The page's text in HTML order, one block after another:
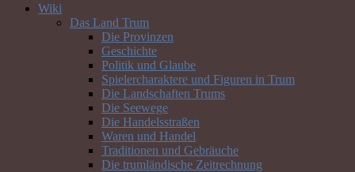
Wiki
Das Land Trum
Die Provinzen
Geschichte
Politik und Glaube
Spielercharaktere und Figuren in Trum
Die Landschaften Trums
Die Seewege
Die Handelsstraßen
Waren und Handel
Traditionen und Gebräuche
Die trumländische Zeitrechnung